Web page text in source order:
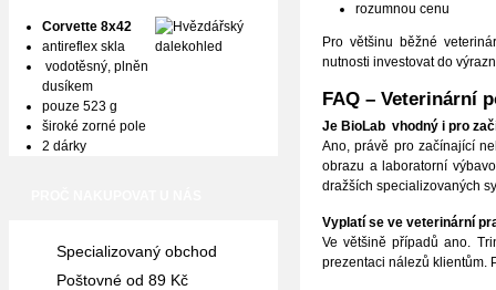
rozumnou cenu
Pro většinu běžné
nutnosti investovat do
FAQ – Veterinární
Je BioLab vhodný i pro
Ano, právě pro začínající
obrazu a laboratorní
dražších specializovaných
Vyplatí se ve veterinární
Ve většině případů ano.
prezentaci nálezů klientům.
Corvette 8x42
antireflex skla
vodotěsný, plněn
dusíkem
pouze 523 g
široké zorné pole
2 dárky
Specializovaný obchod
Poštovné od 89 Kč